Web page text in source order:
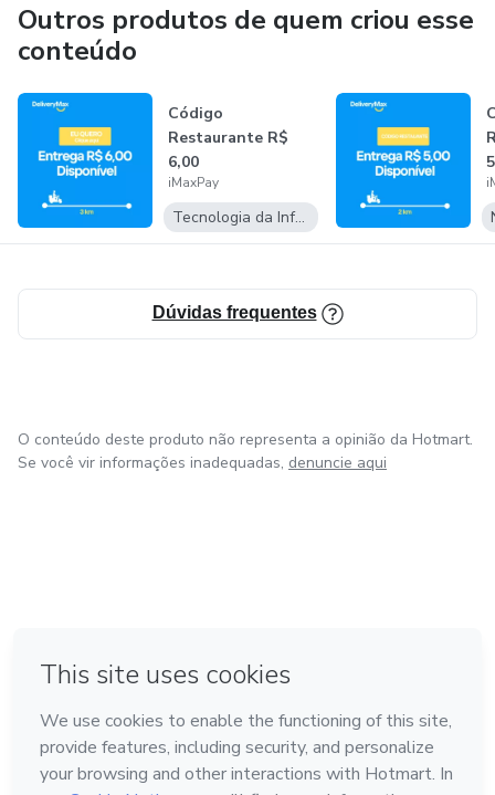
Aplicativos: iMaxPay
Outros produtos de quem criou esse
conteúdo
Código
Restaurante R$
6,00
iMaxPay
Tecnologia da Informação
Dúvidas frequentes
O conteúdo deste produto não representa a opinião da Hotmart.
Se você vir informações inadequadas, denuncie aqui
Feito com ❤ na Cidade do México